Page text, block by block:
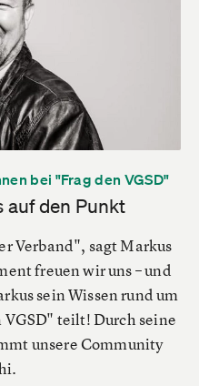
bei "Frag den VGSD"
auf den Punkt
Verband", sagt Markus
freuen wir uns – und
sein Wissen rund um
VGSD" teilt! Durch seine
unsere Community